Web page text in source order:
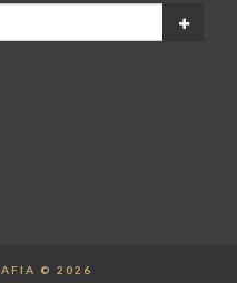
© 2026